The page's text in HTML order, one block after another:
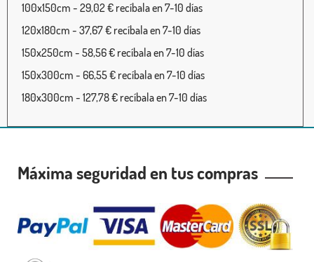
100x150cm - 29,02 € recíbala en 7-10 días
120x180cm - 37,67 € recíbala en 7-10 días
150x250cm - 58,56 € recíbala en 7-10 días
150x300cm - 66,55 € recíbala en 7-10 días
180x300cm - 127,78 € recíbala en 7-10 días
Máxima seguridad en tus compras